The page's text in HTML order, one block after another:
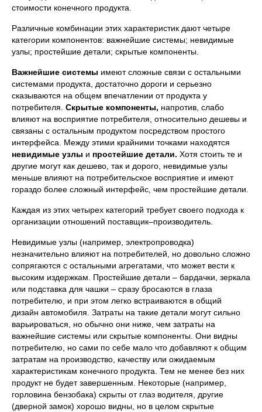
стоимости конечного продукта.
Различные комбинации этих характеристик дают четыре
категории компонентов: важнейшие системы; невидимые
узлы; простейшие детали; скрытые компоненты.
Важнейшие системы имеют сложные связи с остальными
системами продукта, достаточно дороги и серьезно
сказываются на общем впечатлении от продукта у
потребителя. Скрытые компоненты, напротив, слабо
влияют на восприятие потребителя, относительно дешевы и
связаны с остальным продуктом посредством простого
интерфейса. Между этими крайними точками находятся
невидимые узлы и простейшие детали. Хотя стоить те и
другие могут как дешево, так и дорого, невидимые узлы
меньше влияют на потребительское восприятие и имеют
гораздо более сложный интерфейс, чем простейшие детали.
Каждая из этих четырех категорий требует своего подхода к
организации отношений поставщик–производитель.
Невидимые узлы (например, электропроводка)
незначительно влияют на потребителей, но довольно сложно
сопрягаются с остальными агрегатами, что может вести к
высоким издержкам. Простейшие детали – бардачки, зеркала
или подставка для чашки – сразу бросаются в глаза
потребителю, и при этом легко встраиваются в общий
дизайн автомобиля. Затраты на такие детали могут сильно
варьироваться, но обычно они ниже, чем затраты на
важнейшие системы или скрытые компоненты. Они видны
потребителю, но сами по себе мало что добавляют к общим
затратам на производство, качеству или ожидаемым
характеристикам конечного продукта. Тем не менее без них
продукт не будет завершенным. Некоторые (например,
горловина бензобака) скрыты от глаз водителя, другие
(дверной замок) хорошо видны, но в целом скрытые